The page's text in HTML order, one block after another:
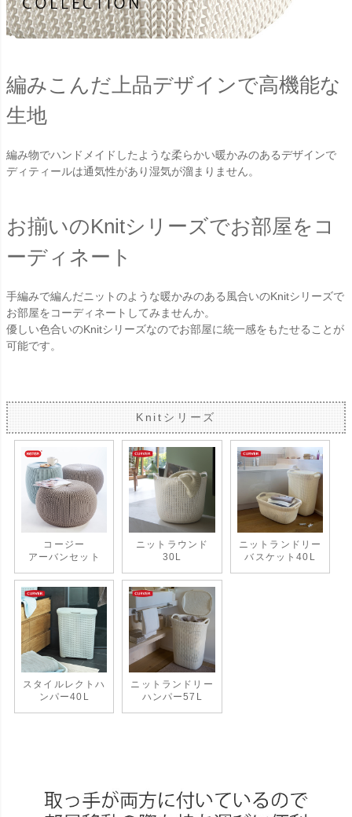
編みこんだ上品デザインで高機能な
生地
編み物でハンドメイドしたような柔らかい暖かみのあるデザインで
ディティールは通気性があり湿気が溜まりません。
お揃いのKnitシリーズでお部屋をコ
ーディネート
手編みで編んだニットのような暖かみのある風合いのKnitシリーズで
お部屋をコーディネートしてみませんか。
優しい色合いのKnitシリーズなのでお部屋に統一感をもたせることが
可能です。
Knitシリーズ
コージー
アーバンセット
ニットラウンド
30L
ニットランドリー
バスケット40L
スタイルレクトハ
ンパー40L
ニットランドリー
ハンパー57L